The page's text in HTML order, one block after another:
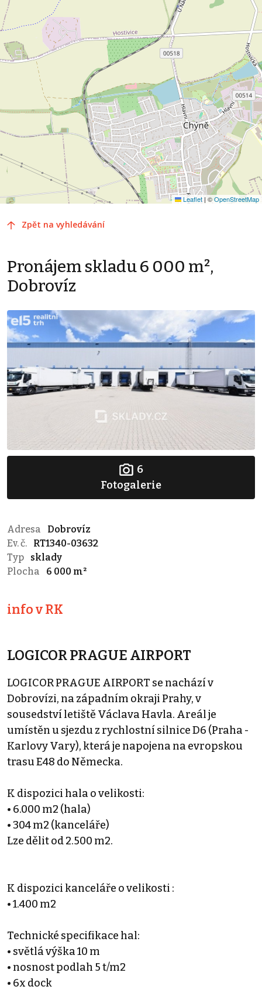
Leaflet | ©OpenStreetMap
Zpět na vyhledávání
Pronájem skladu 6 000 m²,
Dobrovíz
6
Fotogalerie
Adresa
Dobrovíz
Ev. č.
RT1340-03632
Typ
sklady
Plocha
6 000 m²
info v RK
LOGICOR PRAGUE AIRPORT
LOGICOR PRAGUE AIRPORT se nachází v
Dobrovízi, na západním okraji Prahy, v
sousedství letiště Václava Havla. Areál je
umístěn u sjezdu z rychlostní silnice D6 (Praha -
Karlovy Vary), která je napojena na evropskou
trasu E48 do Německa.
K dispozici hala o velikosti:
• 6.000 m2 (hala)
• 304 m2 (kanceláře)
Lze dělit od 2.500 m2.
K dispozici kanceláře o velikosti :
• 1.400 m2
Technické specifikace hal:
• světlá výška 10 m
• nosnost podlah 5 t/m2
• 6x dock